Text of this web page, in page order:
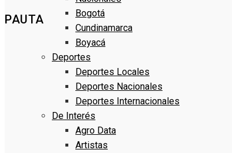
Bogotá
Cundinamarca
Boyacá
Deportes
Deportes Locales
Deportes Nacionales
Deportes Internacionales
De Interés
Agro Data
Artistas
PAUTA